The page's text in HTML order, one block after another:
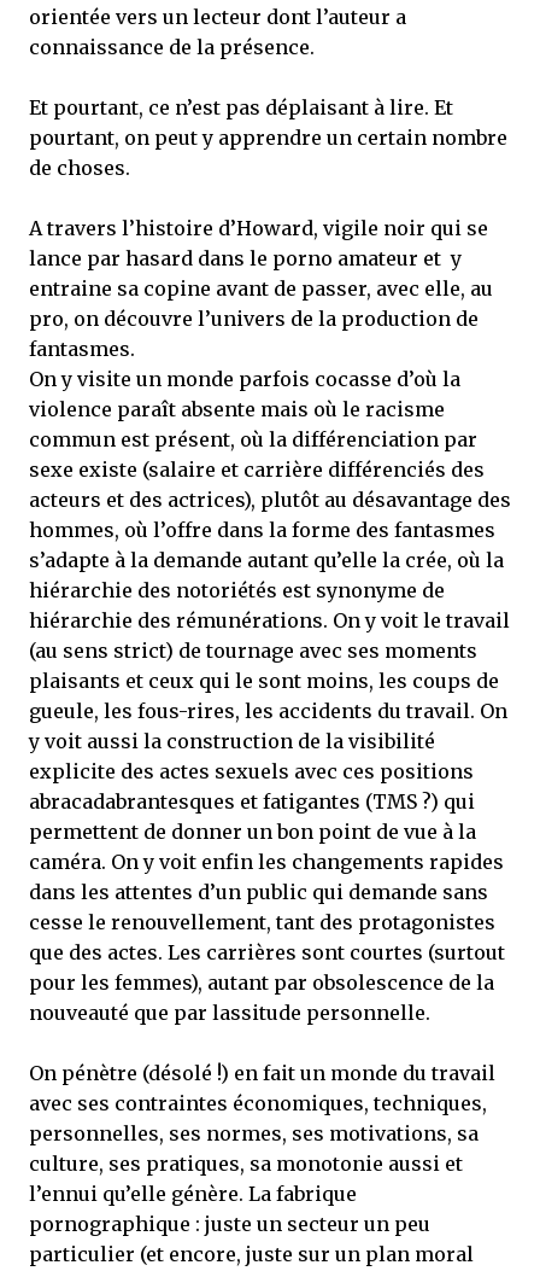
orientée vers un lecteur dont l’auteur a
connaissance de la présence.
Et pourtant, ce n’est pas déplaisant à lire. Et
pourtant, on peut y apprendre un certain nombre
de choses.
A travers l’histoire d’Howard, vigile noir qui se
lance par hasard dans le porno amateur et y
entraine sa copine avant de passer, avec elle, au
pro, on découvre l’univers de la production de
fantasmes.
On y visite un monde parfois cocasse d’où la
violence paraît absente mais où le racisme
commun est présent, où la différenciation par
sexe existe (salaire et carrière différenciés des
acteurs et des actrices), plutôt au désavantage des
hommes, où l’offre dans la forme des fantasmes
s’adapte à la demande autant qu’elle la crée, où la
hiérarchie des notoriétés est synonyme de
hiérarchie des rémunérations. On y voit le travail
(au sens strict) de tournage avec ses moments
plaisants et ceux qui le sont moins, les coups de
gueule, les fous-rires, les accidents du travail. On
y voit aussi la construction de la visibilité
explicite des actes sexuels avec ces positions
abracadabrantesques et fatigantes (TMS ?) qui
permettent de donner un bon point de vue à la
caméra. On y voit enfin les changements rapides
dans les attentes d’un public qui demande sans
cesse le renouvellement, tant des protagonistes
que des actes. Les carrières sont courtes (surtout
pour les femmes), autant par obsolescence de la
nouveauté que par lassitude personnelle.
On pénètre (désolé !) en fait un monde du travail
avec ses contraintes économiques, techniques,
personnelles, ses normes, ses motivations, sa
culture, ses pratiques, sa monotonie aussi et
l’ennui qu’elle génère. La fabrique
pornographique : juste un secteur un peu
particulier (et encore, juste sur un plan moral